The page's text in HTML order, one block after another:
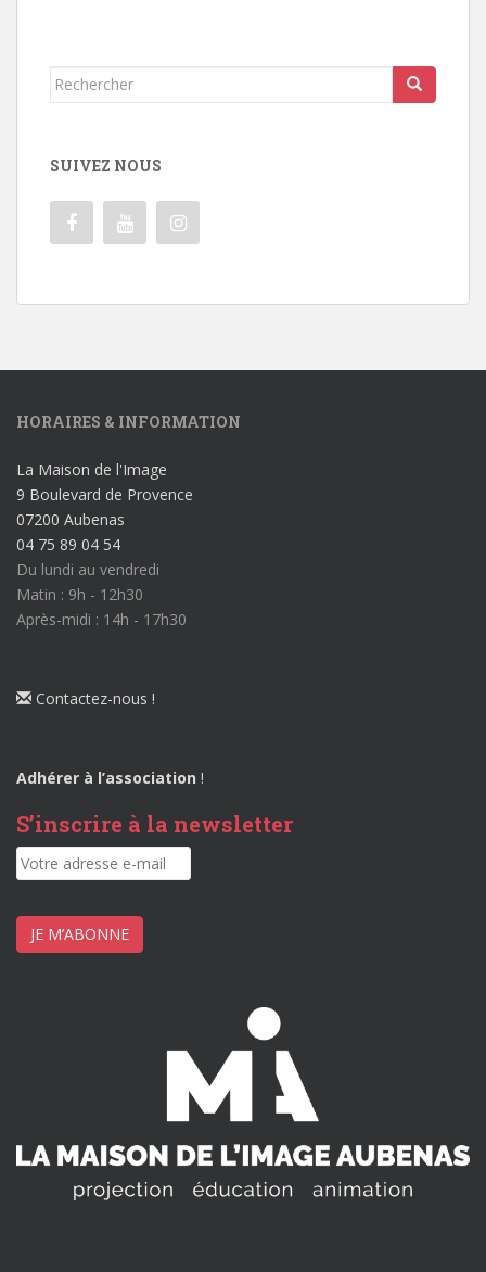
Rechercher...
SUIVEZ NOUS
HORAIRES & INFORMATION
La Maison de l'Image
9 Boulevard de Provence
07200 Aubenas
04 75 89 04 54
Du lundi au vendredi
Matin : 9h - 12h30
Après-midi : 14h - 17h30
Contactez-nous !
Adhérer à l’association !
S’inscrire à la newsletter
JE M’ABONNE